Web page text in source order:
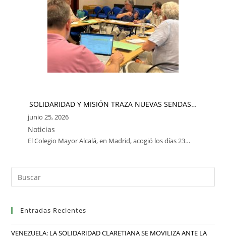
SOLIDARIDAD Y MISIÓN TRAZA NUEVAS SENDAS…
junio 25, 2026
Noticias
El Colegio Mayor Alcalá, en Madrid, acogió los días 23…
Entradas Recientes
VENEZUELA: LA SOLIDARIDAD CLARETIANA SE MOVILIZA ANTE LA